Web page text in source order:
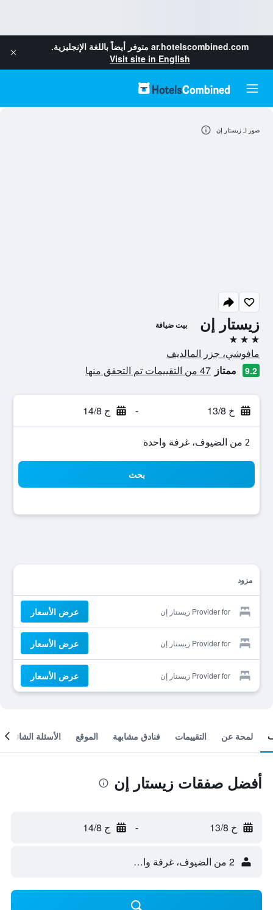
ar.hotelscombined.com متوفر أيضاً باللغة الإنجليزية.
Visit site in English
زيستار إن بيت ضيافة
3 نجوم
مافوشي، جزر المالديف
9.2 ممتاز 47 من التقييمات تم التحقق منها
خ 13/8 - ج 14/8
2 من الضيوف، غرفة واحدة
بحث
مزود
Provider for زيستار إن عرض الأسعار
Provider for زيستار إن عرض الأسعار
Provider for زيستار إن عرض الأسعار
صور لـ زيستار إن
لمحة عن التقييمات فنادق مشابهة الموقع الأسئلة الشائعة
أفضل صفقات زيستار إن
خ 13/8 - ج 14/8
2 من الضيوف، غرفة واحدة